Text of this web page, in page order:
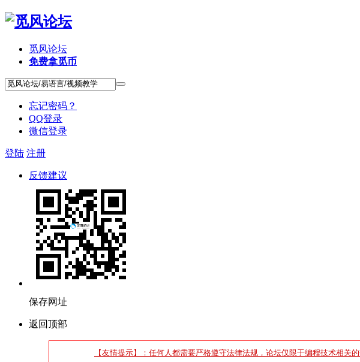
觅风论坛
免费拿觅币
忘记密码？
QQ登录
微信登录
登陆 注册
反馈建议
保存网址
返回顶部
【友情提示】：任何人都需要严格遵守法律法规，论坛仅限于编程技术相